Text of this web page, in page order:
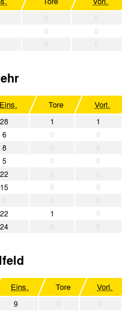
0
0
Eins. Tore Vorl.
28 1
1
6 0
0
8
5 0
0
22
15 0
0
22 1
0
24
Eins. Tore Vorl.
9